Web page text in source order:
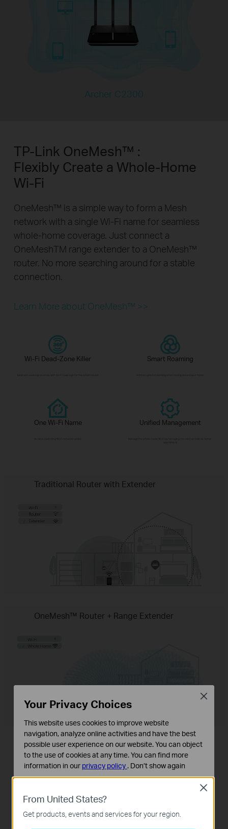
Archer C2300
TP-Link OneMesh™ :
Flexibly Create a Whole-Home
Wi-Fi
OneMesh™ is a simple way to form a Mesh
network with a single Wi-Fi name for seamless
whole-home coverage. Just connect a
OneMeshTM range extender to a OneMesh™
router. No more searching around for a stable
connection.
Learn More about OneMesh™ >>
Wi-Fi Dead-Zone Killer Smart Roaming
One Wi-Fi Name Unified Management
Traditional Router with Extender
OneMesh™ Router + Range Extender
MU-MIMO en Smart Connect
voor betere verbindingen
Archer C2300 kan tegelijkertijd met meerdere
From United States?
Get products, events and services for your region.
Close
Your Privacy Choices
This website uses cookies to improve website
navigation, analyze online activities and have the best
possible user experience on our website. You can object
to the use of cookies at any time. You can find more
information in our privacy policy . Don’t show again
Deze cookies zijn noodzakelijk voor de werking van de
website en kunnen niet worden uitgeschakeld.
Close